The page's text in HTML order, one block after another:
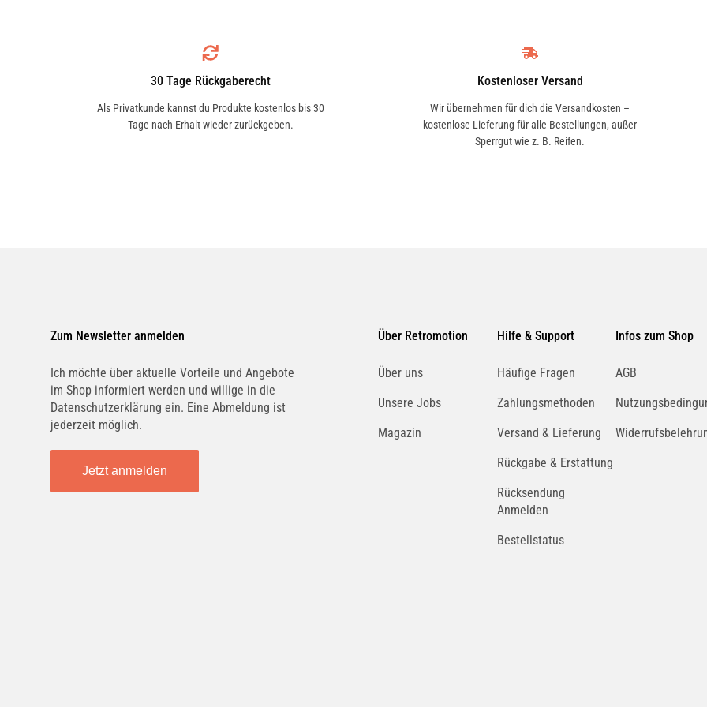
Ganzjahresöl für Benzin- und Dieselmotoren. Besonders geeignet für
Baumaschinen, Aggregate und ältere Fahrzeuge. Turbo-getestet.
Anwendung
Betriebsvorschriften der Kfz- und Motorenhersteller sind zu beachten.
30 Tage Rückgaberecht
Als Privatkunde kannst du Produkte kostenlos bis 30
Tage nach Erhalt wieder zurückgeben.
Kostenloser Versand
Wir übernehmen für dich die Versandkosten –
kostenlose Lieferung für alle Bestellungen, außer
Sperrgut wie z. B. Reifen.
Zum Newsletter anmelden
Ich möchte über aktuelle Vorteile und Angebote
im Shop informiert werden und willige in die
Datenschutzerklärung ein. Eine Abmeldung ist
jederzeit möglich.
Jetzt anmelden
Über Retromotion
Über uns
Unsere Jobs
Magazin
Hilfe & Support
Häufige Fragen
Zahlungsmethoden
Versand & Lieferung
Rückgabe & Erstattung
Rücksendung
Anmelden
Bestellstatus
Infos zum Shop
AGB